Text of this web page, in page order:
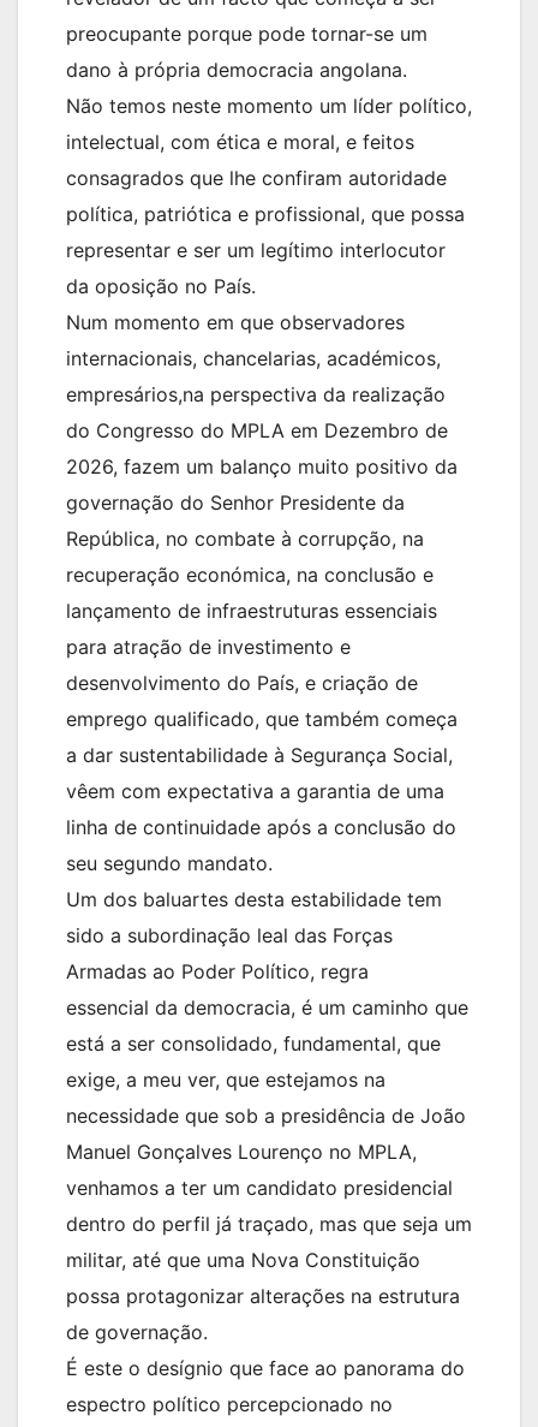
preocupante porque pode tornar-se um
dano à própria democracia angolana.
Não temos neste momento um líder político,
intelectual, com ética e moral, e feitos
consagrados que lhe confiram autoridade
política, patriótica e profissional, que possa
representar e ser um legítimo interlocutor
da oposição no País.
Num momento em que observadores
internacionais, chancelarias, académicos,
empresários,na perspectiva da realização
do Congresso do MPLA em Dezembro de
2026, fazem um balanço muito positivo da
governação do Senhor Presidente da
República, no combate à corrupção, na
recuperação económica, na conclusão e
lançamento de infraestruturas essenciais
para atração de investimento e
desenvolvimento do País, e criação de
emprego qualificado, que também começa
a dar sustentabilidade à Segurança Social,
vêem com expectativa a garantia de uma
linha de continuidade após a conclusão do
seu segundo mandato.
Um dos baluartes desta estabilidade tem
sido a subordinação leal das Forças
Armadas ao Poder Político, regra
essencial da democracia, é um caminho que
está a ser consolidado, fundamental, que
exige, a meu ver, que estejamos na
necessidade que sob a presidência de João
Manuel Gonçalves Lourenço no MPLA,
venhamos a ter um candidato presidencial
dentro do perfil já traçado, mas que seja um
militar, até que uma Nova Constituição
possa protagonizar alterações na estrutura
de governação.
É este o desígnio que face ao panorama do
espectro político percepcionado no